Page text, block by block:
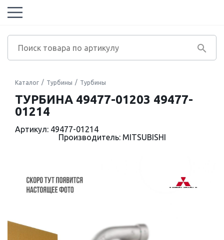
Каталог Турбины Турбины
ТУРБИНА 49477-01203 49477-
01214
Артикул: 49477-01214
Производитель: MITSUBISHI